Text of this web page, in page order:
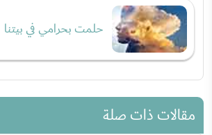
حلمت بحرامي في بيتنا
مقالات ذات صلة